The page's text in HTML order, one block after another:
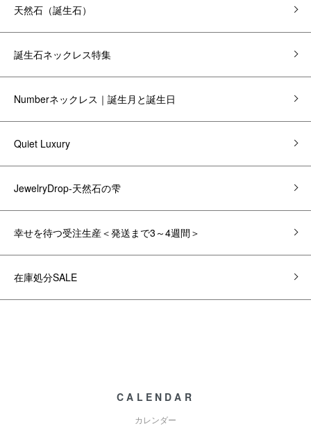
天然石（誕生石）
誕生石ネックレス特集
Numberネックレス｜誕生月と誕生日
Quiet Luxury
JewelryDrop-天然石の雫
幸せを待つ受注生産＜発送まで3～4週間＞
在庫処分SALE
CALENDAR
カレンダー